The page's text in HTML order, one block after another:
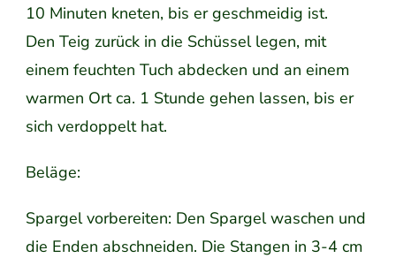
10 Minuten kneten, bis er geschmeidig ist.
Den Teig zurück in die Schüssel legen, mit
einem feuchten Tuch abdecken und an einem
warmen Ort ca. 1 Stunde gehen lassen, bis er
sich verdoppelt hat.
Beläge:
Spargel vorbereiten: Den Spargel waschen und
die Enden abschneiden. Die Stangen in 3-4 cm